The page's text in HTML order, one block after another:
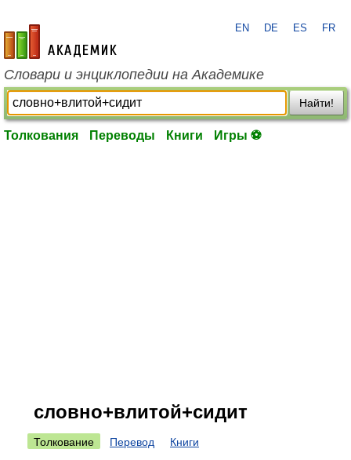
academic.ru
EN DE ES FR
Словари и энциклопедии на Академике
Найти!
Толкования Переводы Книги Игры ⚽
словно+влитой+сидит
Толкование Перевод Книги